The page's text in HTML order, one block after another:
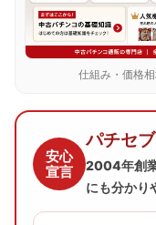
仕組み・価格
安心
宣言
パチセ
2004年創
にも分かり